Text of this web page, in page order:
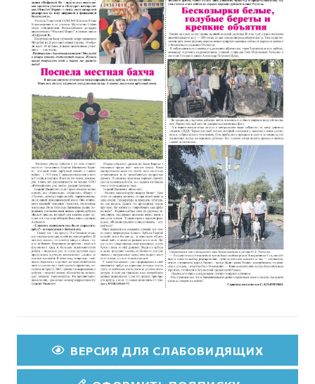
ВЕРСИЯ ДЛЯ СЛАБОВИДЯЩИХ